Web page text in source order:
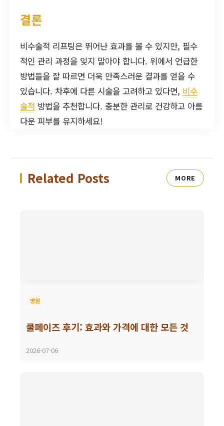
결론
비수술적 리프팅은 뛰어난 효과를 볼 수 있지만, 필수
적인 관리 과정을 잊지 말아야 합니다. 위에서 언급한
방법들을 잘 따르면 더욱 만족스러운 결과를 얻을 수
있습니다. 차후에 다른 시술을 고려하고 있다면, 비수
술적 방법을 추천합니다. 충분한 관리로 건강하고 아름
다운 피부를 유지하세요!
Related Posts MORE
병원
쿨페이즈 후기: 효과와 가격에 대한 모든 것
2026-07-06